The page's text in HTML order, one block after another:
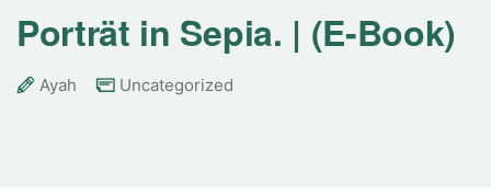
Porträt in Sepia. | (E-Book)
Ayah Uncategorized